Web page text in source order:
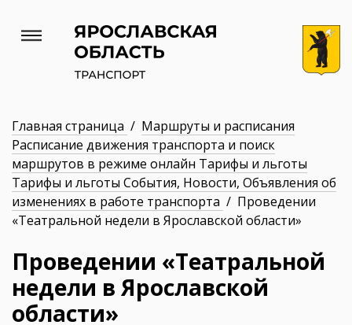
Главная страница / Маршруты и расписания
Расписание движения транспорта и поиск
маршрутов в режиме онлайн Тарифы и льготы
Тарифы и льготы События, Новости, Объявления об
изменениях в работе транспорта / Проведении
«Театральной недели в Ярославской области»
Проведении «Театральной
недели в Ярославской
области»